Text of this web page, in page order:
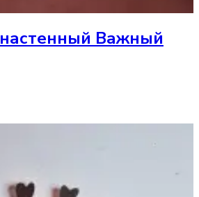
настенный Важный